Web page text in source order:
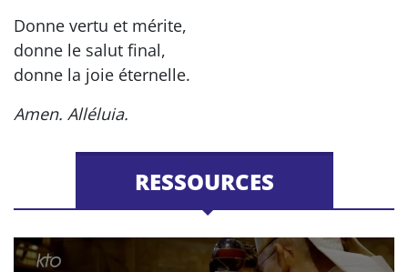
Donne vertu et mérite,
donne le salut final,
donne la joie éternelle.
Amen. Alléluia.
RESSOURCES